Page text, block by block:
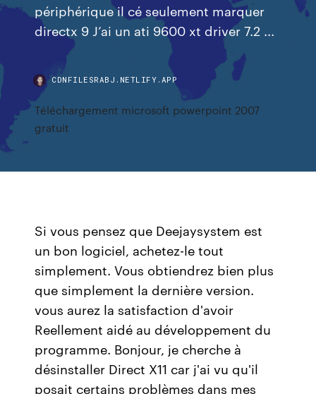
périphérique il cé seulement marquer
directx 9 J’ai un ati 9600 xt driver 7.2 ...
CDNFILESRABJ.NETLIFY.APP
Téléchargement microsoft powerpoint 2007
gratuit
Si vous pensez que Deejaysystem est
un bon logiciel, achetez-le tout
simplement. Vous obtiendrez bien plus
que simplement la dernière version.
vous aurez la satisfaction d'avoir
Reellement aidé au développement du
programme. Bonjour, je cherche à
désinstaller Direct X11 car j'ai vu qu'il
posait certains problèmes dans mes